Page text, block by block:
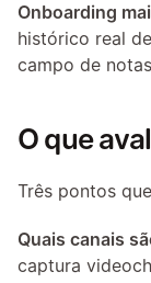
Onboarding
histórico real
campo de
O que
Três pontos
Quais canais
captura